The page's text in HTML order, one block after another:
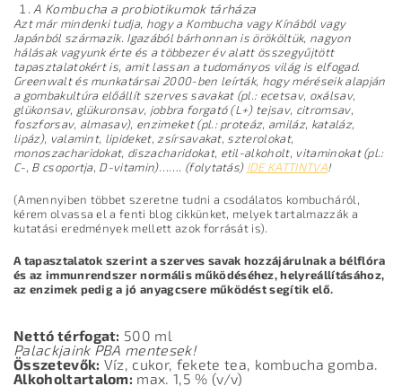
A Kombucha a probiotikumok tárháza
Azt már mindenki tudja, hogy a Kombucha vagy Kínából vagy
Japánból származik. Igazából bárhonnan is örököltük, nagyon
hálásak vagyunk érte és a többezer év alatt összegyűjtött
tapasztalatokért is, amit lassan a tudományos világ is elfogad.
Greenwalt és munkatársai 2000-ben leírták, hogy méréseik alapján
a gombakultúra előállít szerves savakat (pl.: ecetsav, oxálsav,
glükonsav, glükuronsav, jobbra forgató (L+) tejsav, citromsav,
foszforsav, almasav), enzimeket (pl.: proteáz, amiláz, kataláz,
lipáz), valamint, lipideket, zsírsavakat, szterolokat,
monoszacharidokat, diszacharidokat, etil-alkoholt, vitaminokat (pl.:
C-, B csoportja, D-vitamin)……. (folytatás) IDE KATTINTVA!
(Amennyiben többet szeretne tudni a csodálatos kombucháról,
kérem olvassa el a fenti blog cikkünket, melyek tartalmazzák a
kutatási eredmények mellett azok forrását is).
A tapasztalatok szerint a szerves savak hozzájárulnak a bélflóra
és az immunrendszer normális működéséhez, helyreállításához,
az enzimek pedig a jó anyagcsere működést segítik elő.
Nettó térfogat: 500 ml
Palackjaink PBA mentesek!
Összetevők: Víz, cukor, fekete tea, kombucha gomba.
Alkoholtartalom: max. 1,5 % (v/v)